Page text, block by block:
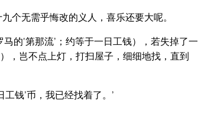
个无需乎悔改的义人，喜乐还要大呢。
的‘第那流’；约等于一日工钱），若失掉了一
，岂不点上灯，打扫屋子，细细地找，直到
钱’币，我已经找着了。’